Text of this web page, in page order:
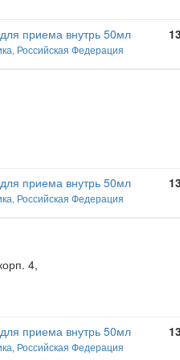
для приема внутрь 50мл
Российская Федерация
для приема внутрь 50мл
Российская Федерация
4,
для приема внутрь 50мл
Российская Федерация